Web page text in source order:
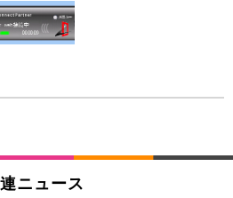
フィスチェア 椅子 テレワーク 疲れな
アームレスト コンパクト 約105度ロッ
務椅子 360度回転 座面昇降 強化ナイロ
オフィスチェア／デスクチェア メッシ
ス向けプレミアムモニター | FlexScan
| 31.5型4K UHD・USB Type-C・ホワ
向けプレミアムモニター | FlexScan
シック ペットシーツ 薄型 レギュラー 1
香料 ホワイト 300枚
シック ペットシーツ 厚型 ワイド 42枚
ニュース